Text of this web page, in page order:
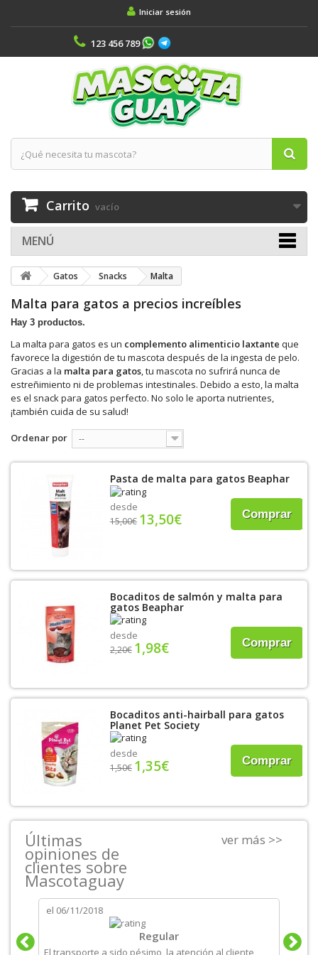
Iniciar sesión
123 456 789
Carrito vacío
MENÚ
Gatos Snacks Malta
Malta para gatos a precios increíbles
Hay 3 productos.
La malta para gatos es un complemento alimenticio laxtante que
favorece la digestión de tu mascota después de la ingesta de pelo.
Gracias a la malta para gatos, tu mascota no sufrirá nunca de
estreñimiento ni de problemas intestinales. Debido a esto, la malta
es el snack para gatos perfecto. No solo le aporta nutrientes,
¡también cuida de su salud!
Ordenar por --
Pasta de malta para gatos Beaphar
desde
15,00€ 13,50€ Comprar
Bocaditos de salmón y malta para
gatos Beaphar
desde
2,20€ 1,98€ Comprar
Bocaditos anti-hairball para gatos
Planet Pet Society
desde
1,50€ 1,35€ Comprar
Últimas
opiniones de
clientes sobre
Mascotaguay
ver más >>
el 06/11/2018
Regular
El transporte a sido pésimo, la atención al cliente